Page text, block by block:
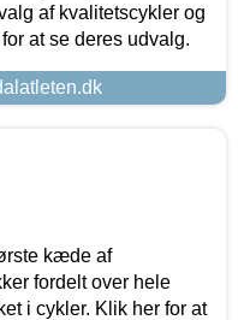
af kvalitetscykler og
at se deres udvalg.
kæde af
fordelt over hele
i cykler. Klik her for at